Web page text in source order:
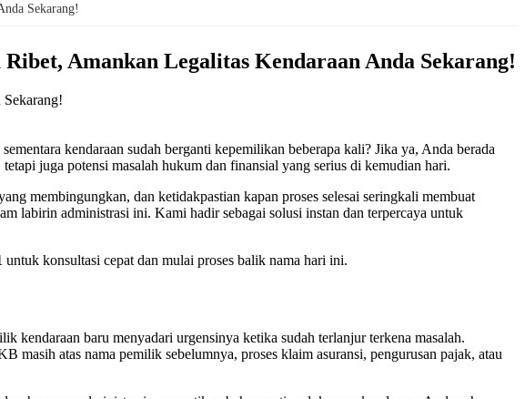
Sekarang!
Amankan Legalitas Kendaraan Anda Sekarang!
kendaraan sudah berganti kepemilikan beberapa kali? Jika ya, Anda berada
juga potensi masalah hukum dan finansial yang serius di kemudian hari.
membingungkan, dan ketidakpastian kapan proses selesai seringkali membuat
labirin administrasi ini. Kami hadir sebagai solusi instan dan terpercaya untuk
untuk konsultasi cepat dan mulai proses balik nama hari ini.
kendaraan baru menyadari urgensinya ketika sudah terlanjur terkena masalah.
atas nama pemilik sebelumnya, proses klaim asuransi, pengurusan pajak, atau